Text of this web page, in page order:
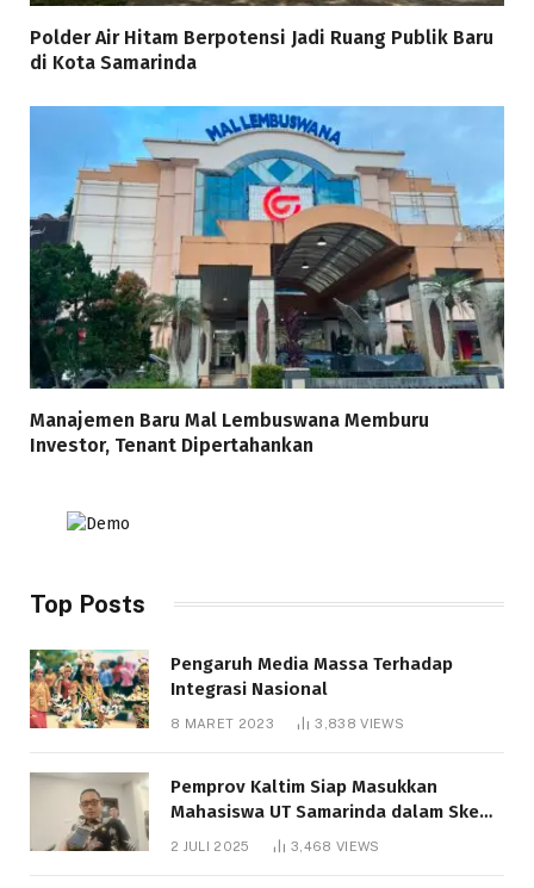
Polder Air Hitam Berpotensi Jadi Ruang Publik Baru
di Kota Samarinda
Manajemen Baru Mal Lembuswana Memburu
Investor, Tenant Dipertahankan
Top Posts
Pengaruh Media Massa Terhadap
Integrasi Nasional
8 MARET 2023 3,838VIEWS
Pemprov Kaltim Siap Masukkan
Mahasiswa UT Samarinda dalam Skema
Bantuan Pendidikan Gratispol
2 JULI 2025 3,468 VIEWS